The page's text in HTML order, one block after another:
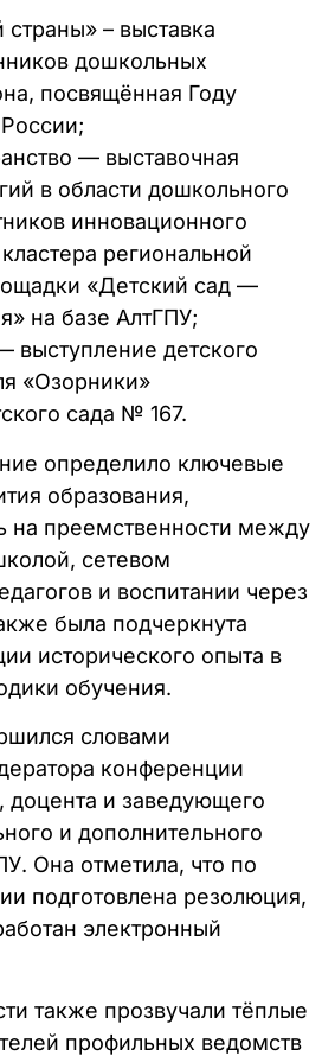
– выставка
дошкольных
посвящённая Году
— выставочная
в области дошкольного
инновационного
региональной
«Детский сад —
на базе АлтГПУ;
выступление детского
«Озорники»
сада № 167.
определило ключевые
образования,
на преемственности между
сетевом
и воспитании через
была подчеркнута
исторического опыта в
обучения.
словами
конференции
, доцента и заведующего
и дополнительного
Она отметила, что по
подготовлена резолюция,
электронный
также прозвучали тёплые
профильных ведомств